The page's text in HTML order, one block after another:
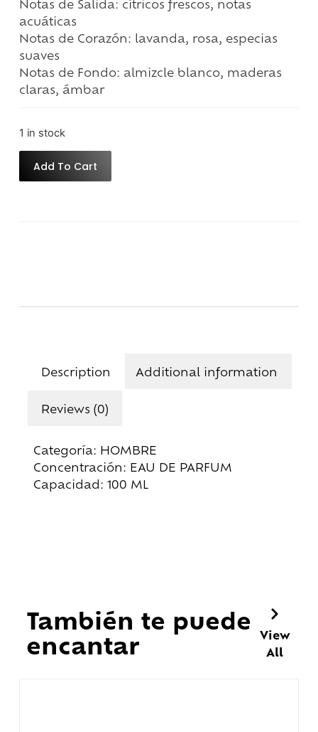
Notas de Salida: cítricos frescos, notas
acuáticas
Notas de Corazón: lavanda, rosa, especias
suaves
Notas de Fondo: almizcle blanco, maderas
claras, ámbar
1 in stock
Add To Cart
Description Additional information
Reviews (0)
Categoría: HOMBRE
Concentración: EAU DE PARFUM
Capacidad: 100 ML
También te puede
encantar
View
All